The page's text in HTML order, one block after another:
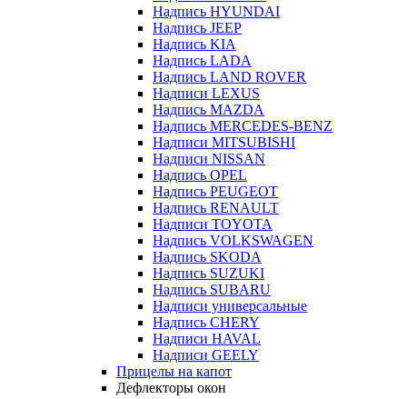
Надпись HYUNDAI
Надпись JEEP
Надпись KIA
Надпись LADA
Надпись LAND ROVER
Надписи LEXUS
Надпись MAZDA
Надпись MERCEDES-BENZ
Надписи MITSUBISHI
Надписи NISSAN
Надпись OPEL
Надпись PEUGEOT
Надпись RENAULT
Надписи TOYOTA
Надпись VOLKSWAGEN
Надпись SKODA
Надпись SUZUKI
Надпись SUBARU
Надписи универсальные
Надпись CHERY
Надписи HAVAL
Надписи GEELY
Прицелы на капот
Дефлекторы окон